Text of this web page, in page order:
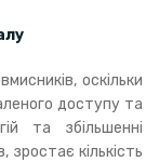
оскільки
доступу та
та збільшенні
зростає кількість